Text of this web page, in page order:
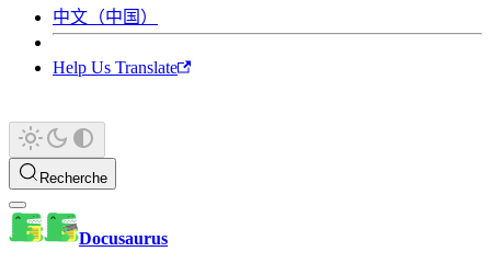
中文（中国）
Help Us Translate
Recherche
Docusaurus